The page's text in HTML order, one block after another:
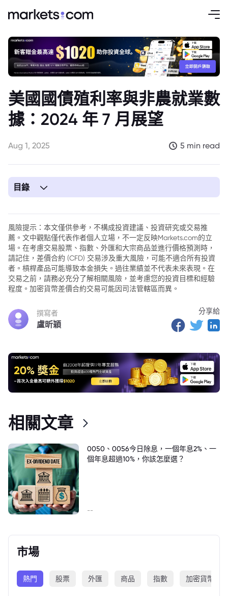
美國國債殖利率與非農就業數
據：2024 年 7 月展望
Aug 1, 2025 5 min read
目錄
風險提示：本文僅供參考，不構成投資建議、投資研究或交易推
薦。文中觀點僅代表作者個人立場，不一定反映Markets.com的立
場。在考慮交易股票、指數、外匯和大宗商品並進行價格預測時，
請記住，差價合約 (CFD) 交易涉及重大風險，可能不適合所有投資
者。槓桿產品可能導致本金損失。過往業績並不代表未來表現。在
交易之前，請務必充分了解相關風險，並考慮您的投資目標和經驗
程度。加密貨幣差價合約交易可能因司法管轄區而異。
撰寫者
盧昕穎
分享給
市場
熱門 股票 外匯 商品 指數 加密貨幣
相關文章
0050、0056今日除息，一個年息2%、一
個年息超過10%，你該怎麼選？
--